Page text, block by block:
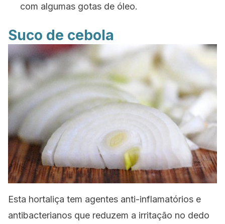
com algumas gotas de óleo.
Suco de cebola
Esta hortaliça tem agentes anti-inflamatórios e
antibacterianos que reduzem a irritação no dedo